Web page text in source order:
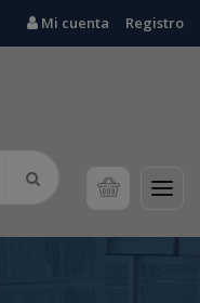
Mi cuenta Registro